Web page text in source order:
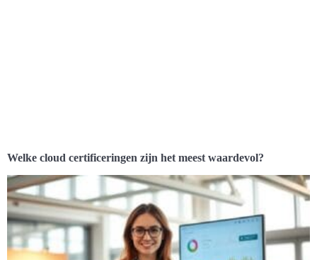
Welke cloud certificeringen zijn het meest waardevol?